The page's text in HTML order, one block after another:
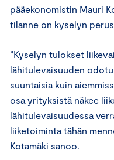
pääekonomistin Mauri
tilanne on kyselyn
”Kyselyn tulokset
lähitulevaisuuden
suuntaisia kuin
osa yrityksistä näkee
lähitulevaisuudessa
liiketoiminta tähän
Kotamäki sanoo.